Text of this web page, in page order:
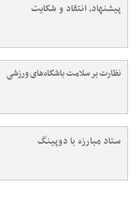
پیشنهاد، انتقاد و شکایت
نظارت بر سلامت باشگاه‌های ورزشی
ستاد مبارزه با دوپینگ